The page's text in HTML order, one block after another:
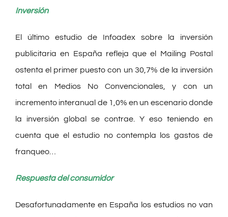
Inversión
El último estudio de Infoadex sobre la inversión
publicitaria en España refleja que el Mailing Postal
ostenta el primer puesto con un 30,7% de la inversión
total en Medios No Convencionales, y con un
incremento interanual de 1,0% en un escenario donde
la inversión global se contrae. Y eso teniendo en
cuenta que el estudio no contempla los gastos de
franqueo…
Respuesta del consumidor
Desafortunadamente en España los estudios no van